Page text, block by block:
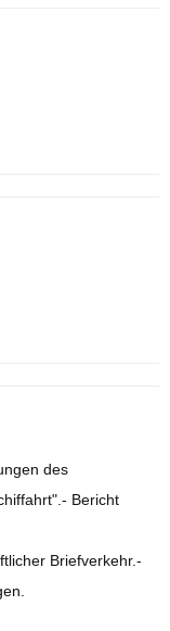
des
Bericht
Briefverkehr.-